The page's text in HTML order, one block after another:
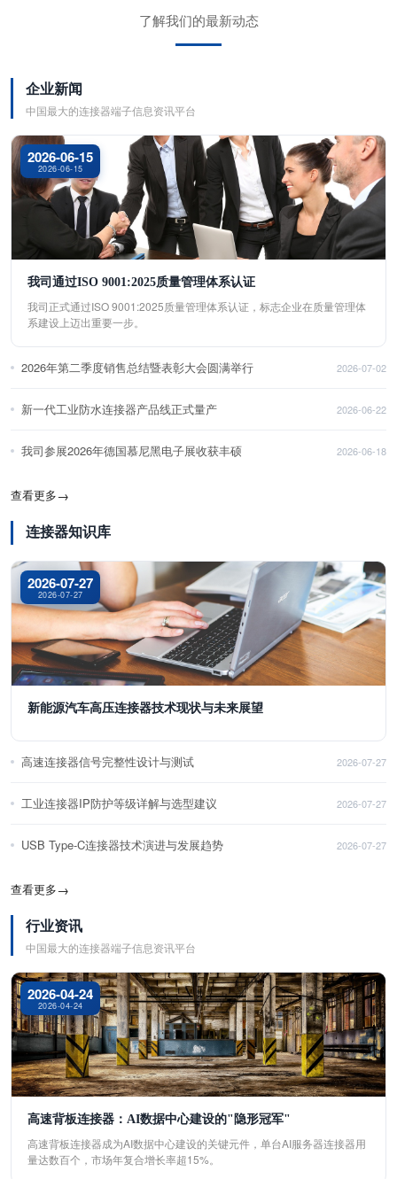
了解我们的最新动态
企业新闻
中国最大的连接器端子信息资讯平台
2026-06-15
2026-06-15
我司通过ISO 9001:2025质量管理体系认证
我司正式通过ISO 9001:2025质量管理体系认证，标志企业在质量管理体
系建设上迈出重要一步。
2026年第二季度销售总结暨表彰大会圆满举行 2026-07-02
新一代工业防水连接器产品线正式量产 2026-06-22
我司参展2026年德国慕尼黑电子展收获丰硕 2026-06-18
查看更多→
连接器知识库
2026-07-27
2026-07-27
新能源汽车高压连接器技术现状与未来展望
高速连接器信号完整性设计与测试 2026-07-27
工业连接器IP防护等级详解与选型建议 2026-07-27
USB Type-C连接器技术演进与发展趋势 2026-07-27
查看更多→
行业资讯
中国最大的连接器端子信息资讯平台
2026-04-24
2026-04-24
高速背板连接器：AI数据中心建设的"隐形冠军"
高速背板连接器成为AI数据中心建设的关键元件，单台AI服务器连接器用
量达数百个，市场年复合增长率超15%。